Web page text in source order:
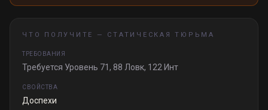
ЧТО ПОЛУЧИТЕ — СТАТИЧЕСКАЯ ТЮРЬМА
ТРЕБОВАНИЯ
Требуется Уровень 71, 88 Ловк, 122 Инт
СВОЙСТВА
Доспехи